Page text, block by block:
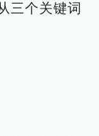
三个关键词